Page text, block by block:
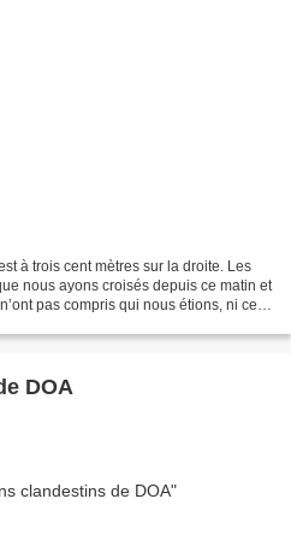
à trois cent mètres sur la droite. Les
nous ayons croisés depuis ce matin et
pas compris qui nous étions, ni ce
DOA